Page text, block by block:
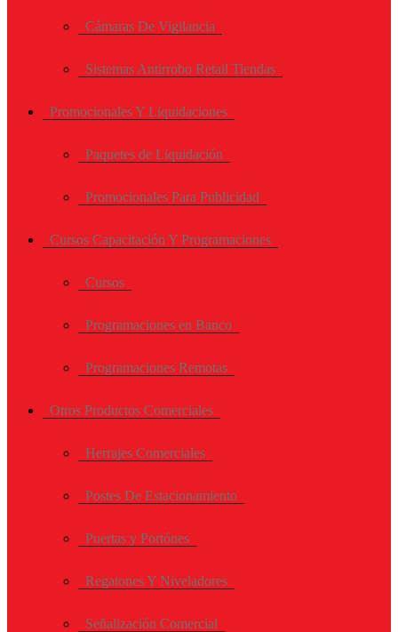
Cámaras De Vigilancia
Sistemas Antirrobo Retail Tiendas
Promocionales Y Liquidaciones
Paquetes de Liquidación
Promocionales Para Publicidad
Cursos Capacitación Y Programaciones
Cursos
Programaciones en Banco
Programaciones Remotas
Otros Productos Comerciales
Herrajes Comerciales
Postes De Estacionamiento
Puertas y Portónes
Regatones Y Niveladores
Señalización Comercial